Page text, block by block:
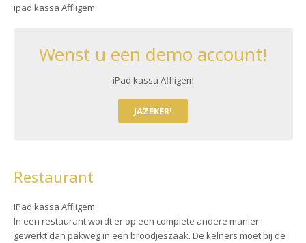
ipad kassa Affligem
Wenst u een demo account!
iPad kassa Affligem
JAZEKER!
Restaurant
iPad kassa Affligem
In een restaurant wordt er op een complete andere manier
gewerkt dan pakweg in een broodjeszaak. De kelners moet bij de